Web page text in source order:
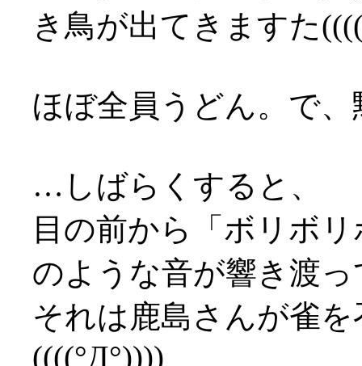
き鳥が出てきますた
ほぼ全員うどん。で
…しばらくすると、
目の前から「ボリボ
のような音が響き渡
それは鹿島さんが雀
((((°Д°))))